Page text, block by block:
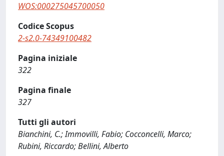
WOS:000275045700050
Codice Scopus
2-s2.0-74349100482
Pagina iniziale
322
Pagina finale
327
Tutti gli autori
Bianchini, C.; Immovilli, Fabio; Cocconcelli, Marco;
Rubini, Riccardo; Bellini, Alberto